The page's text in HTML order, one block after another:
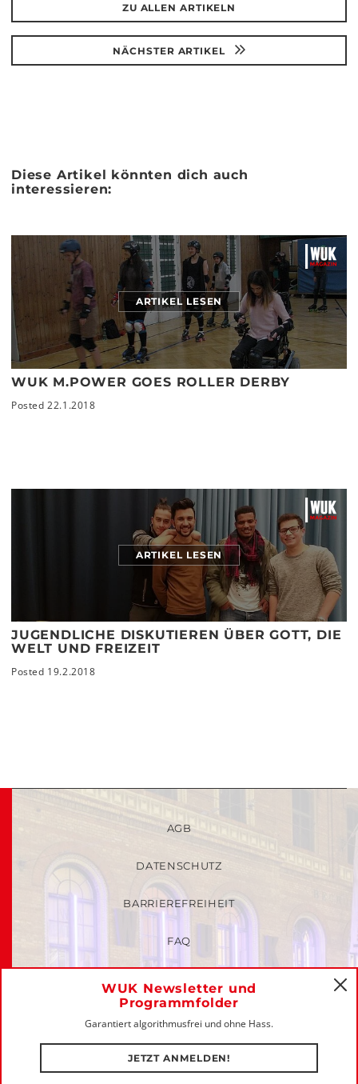
ZU ALLEN ARTIKELN
NÄCHSTER ARTIKEL
Diese Artikel könnten dich auch
interessieren:
ARTIKEL LESEN
WUK M.POWER GOES ROLLER DERBY
Posted 22.1.2018
ARTIKEL LESEN
JUGENDLICHE DISKUTIEREN ÜBER GOTT, DIE
WELT UND FREIZEIT
Posted 19.2.2018
WUK Newsletter und
Programmfolder
Garantiert algorithmusfrei und ohne Hass.
JETZT ANMELDEN!
AGB
DATENSCHUTZ
BARRIEREFREIHEIT
FAQ
IMPRESSUM